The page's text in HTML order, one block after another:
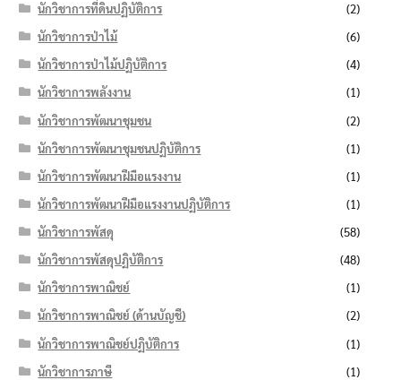
นักวิชาการที่ดินปฏิบัติการ
(2)
นักวิชาการป่าไม้
(6)
นักวิชาการป่าไม้ปฏิบัติการ
(4)
นักวิชาการพลังงาน
(1)
นักวิชาการพัฒนาชุมชน
(2)
นักวิชาการพัฒนาชุมชนปฏิบัติการ
(1)
นักวิชาการพัฒนาฝีมือแรงงาน
(1)
นักวิชาการพัฒนาฝีมือแรงงานปฏิบัติการ
(1)
นักวิชาการพัสดุ
(58)
นักวิชาการพัสดุปฏิบัติการ
(48)
นักวิชาการพาณิชย์
(1)
นักวิชาการพาณิชย์ (ด้านบัญชี)
(2)
นักวิชาการพาณิชย์ปฏิบัติการ
(1)
นักวิชาการภาษี
(1)